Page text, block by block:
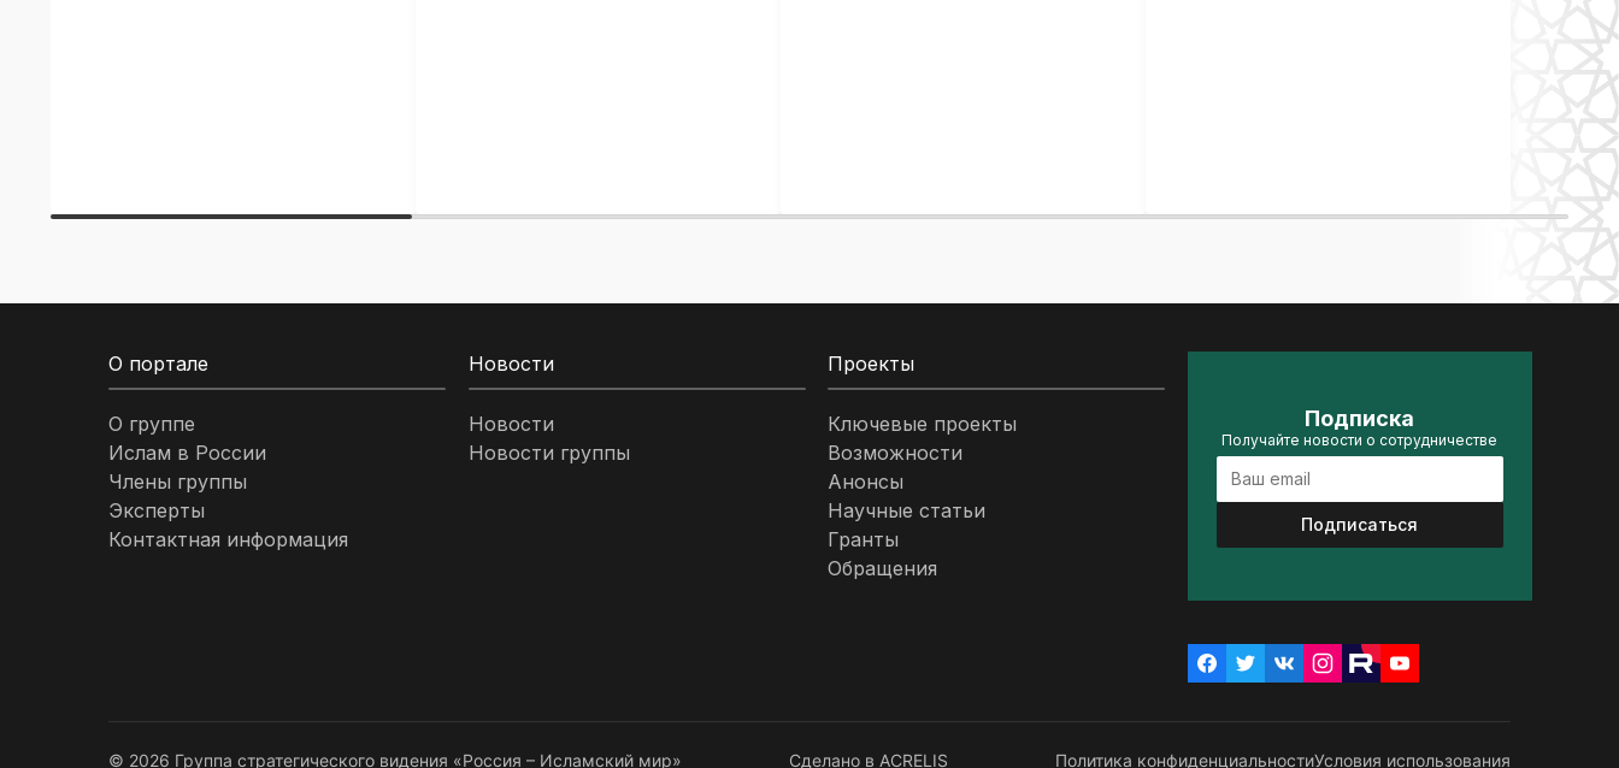
О портале
О группе
Ислам в России
Члены группы
Эксперты
Контактная информация
Новости
Новости
Новости группы
Проекты
Ключевые проекты
Возможности
Анонсы
Научные статьи
Гранты
Обращения
Подписка
Получайте новости о сотрудничестве
Подписаться
© 2026 Группа стратегического видения «Россия – Исламский мир» Сделано в ACRELIS Политика конфиденциальностиУсловия использования